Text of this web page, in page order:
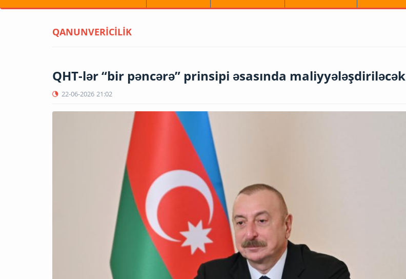
QANUNVERİCİLİK
QHT-lər “bir pəncərə” prinsipi əsasında maliyyələşdiriləcək
22-06-2026 21:02